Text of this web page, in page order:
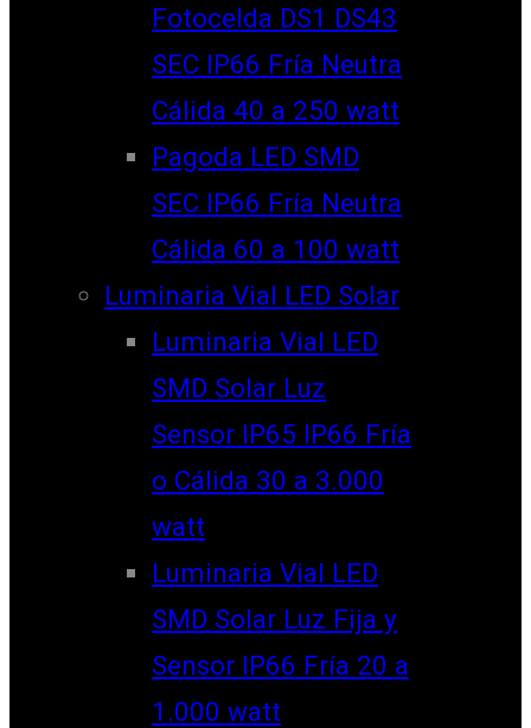
Fotocelda DS1 DS43
SEC IP66 Fría Neutra
Cálida 40 a 250 watt
Pagoda LED SMD
SEC IP66 Fría Neutra
Cálida 60 a 100 watt
Luminaria Vial LED Solar
Luminaria Vial LED
SMD Solar Luz
Sensor IP65 IP66 Fría
o Cálida 30 a 3.000
watt
Luminaria Vial LED
SMD Solar Luz Fija y
Sensor IP66 Fría 20 a
1.000 watt